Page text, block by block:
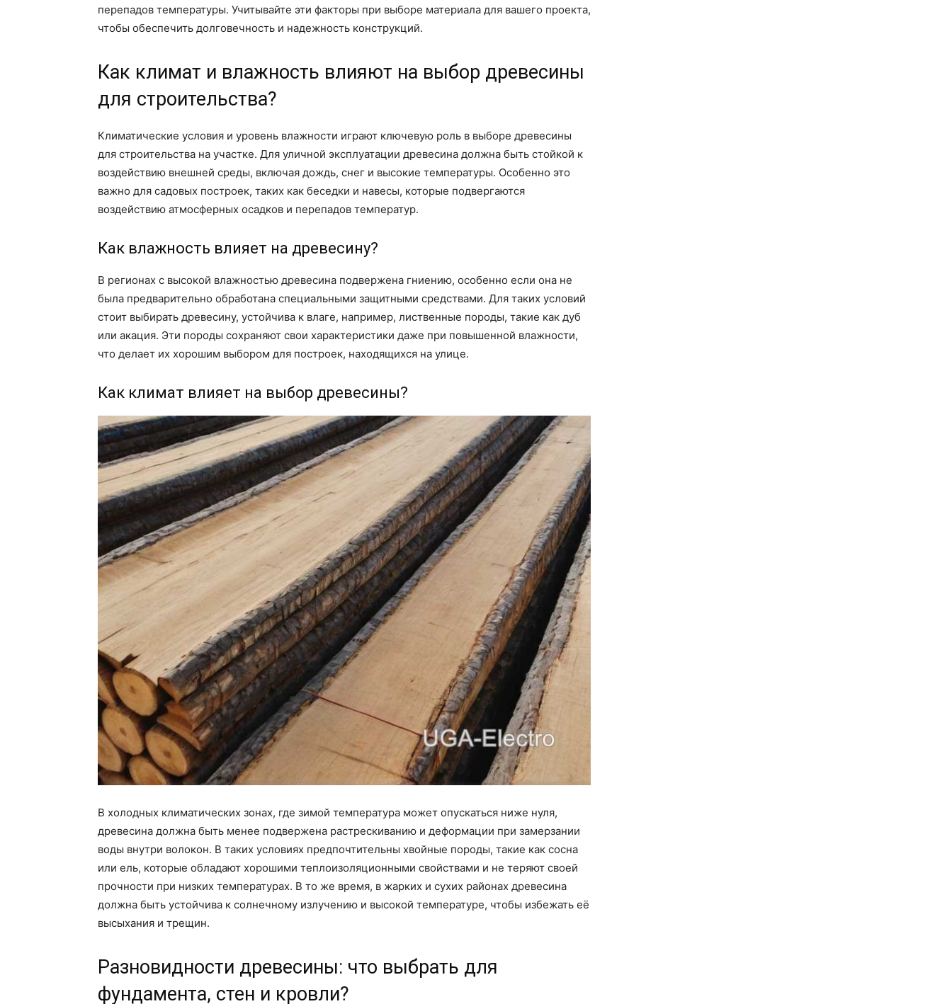
перепадов температуры. Учитывайте эти факторы при выборе материала для вашего проекта,
чтобы обеспечить долговечность и надежность конструкций.
Как климат и влажность влияют на выбор древесины
для строительства?
Климатические условия и уровень влажности играют ключевую роль в выборе древесины
для строительства на участке. Для уличной эксплуатации древесина должна быть стойкой к
воздействию внешней среды, включая дождь, снег и высокие температуры. Особенно это
важно для садовых построек, таких как беседки и навесы, которые подвергаются
воздействию атмосферных осадков и перепадов температур.
Как влажность влияет на древесину?
В регионах с высокой влажностью древесина подвержена гниению, особенно если она не
была предварительно обработана специальными защитными средствами. Для таких условий
стоит выбирать древесину, устойчива к влаге, например, лиственные породы, такие как дуб
или акация. Эти породы сохраняют свои характеристики даже при повышенной влажности,
что делает их хорошим выбором для построек, находящихся на улице.
Как климат влияет на выбор древесины?
В холодных климатических зонах, где зимой температура может опускаться ниже нуля,
древесина должна быть менее подвержена растрескиванию и деформации при замерзании
воды внутри волокон. В таких условиях предпочтительны хвойные породы, такие как сосна
или ель, которые обладают хорошими теплоизоляционными свойствами и не теряют своей
прочности при низких температурах. В то же время, в жарких и сухих районах древесина
должна быть устойчива к солнечному излучению и высокой температуре, чтобы избежать её
высыхания и трещин.
Разновидности древесины: что выбрать для
фундамента, стен и кровли?